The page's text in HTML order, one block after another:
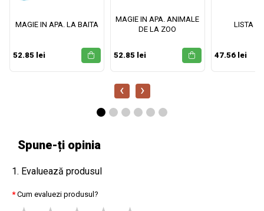
MAGIE IN APA. LA BAITA
52.85 lei
MAGIE IN APA. ANIMALE
DE LA ZOO
52.85 lei
LISTA
47.56 lei
‹ ›
Spune-ți opinia
1. Evaluează produsul
Cum evaluezi produsul?